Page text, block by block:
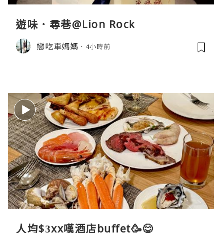
遊味．尋巷@Lion Rock
戀吃車媽媽 4小時前
人均$3xx嘆酒店buffet🥳😋